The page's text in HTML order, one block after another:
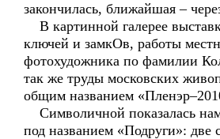
закончилась, ближайшая –
В картинной галерее
ключей и замкОв, работы
фотохудожника по фамилии
так же труды московских
общим названием
Символичной показалась
под названием «Подруги»: две